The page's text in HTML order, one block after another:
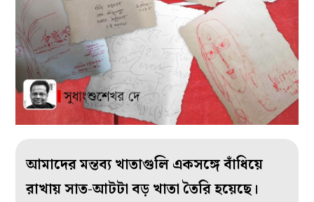
আমাদের মন্তব্য খাতাগুলি একসঙ্গে বাঁধিয়ে
রাখায় সাত-আটটা বড় খাতা তৈরি হয়েছে।